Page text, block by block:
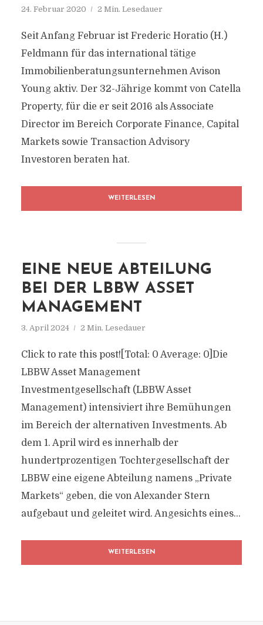
24. Februar 2020 2 Min. Lesedauer
Seit Anfang Februar ist Frederic Horatio (H.)
Feldmann für das international tätige
Immobilienberatungsunternehmen Avison
Young aktiv. Der 32-Jährige kommt von Catella
Property, für die er seit 2016 als Associate
Director im Bereich Corporate Finance, Capital
Markets sowie Transaction Advisory
Investoren beraten hat.
WEITERLESEN
EINE NEUE ABTEILUNG
BEI DER LBBW ASSET
MANAGEMENT
3. April 2024 2 Min. Lesedauer
Click to rate this post![Total: 0 Average: 0]Die
LBBW Asset Management
Investmentgesellschaft (LBBW Asset
Management) intensiviert ihre Bemühungen
im Bereich der alternativen Investments. Ab
dem 1. April wird es innerhalb der
hundertprozentigen Tochtergesellschaft der
LBBW eine eigene Abteilung namens „Private
Markets“ geben, die von Alexander Stern
aufgebaut und geleitet wird. Angesichts eines...
WEITERLESEN